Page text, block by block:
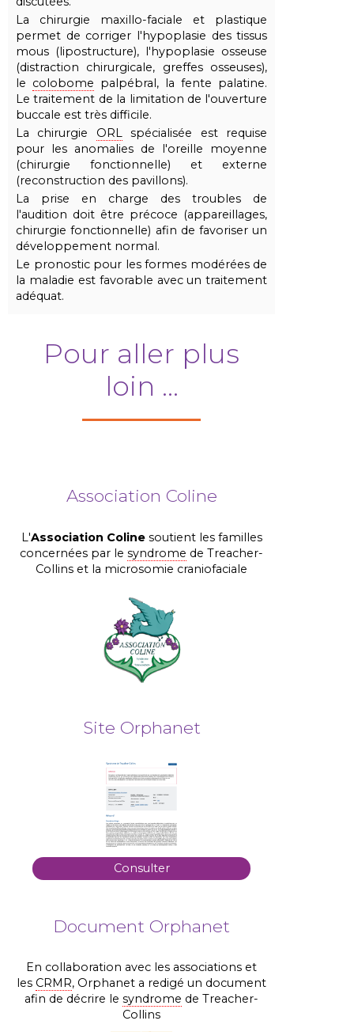
La chirurgie maxillo-faciale et plastique
permet de corriger l'hypoplasie des tissus
mous (lipostructure), l'hypoplasie osseuse
(distraction chirurgicale, greffes osseuses),
le colobome palpébral, la fente palatine.
Le traitement de la limitation de l'ouverture
buccale est très difficile.
La chirurgie ORLspécialisée est requise
pour les anomalies de l'oreille moyenne
(chirurgie fonctionnelle) et externe
(reconstruction des pavillons).
La prise en charge des troubles de
l'audition doit être précoce (appareillages,
chirurgie fonctionnelle) afin de favoriser un
développement normal.
Le pronostic pour les formes modérées de
la maladie est favorable avec un traitement
adéquat.
Pour aller plus
loin ...
Association Coline
L'Association Colinesoutient les familles
concernées par lesyndrome de Treacher-
Collins et la microsomie craniofaciale
Site Orphanet
Consulter
Document Orphanet
En collaboration avec les associations et
les CRMR, Orphanet a redigé un document
afin de décrire lesyndrome de Treacher-
Collins